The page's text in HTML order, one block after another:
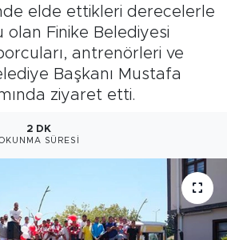
elde ettikleri derecelerle
olan Finike Belediyesi
antrenörleri ve
Başkanı Mustafa
ziyaret etti.
2 DK
SÜRESI